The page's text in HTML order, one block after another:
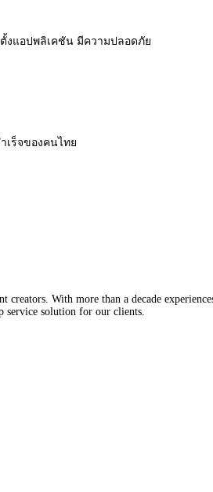
ตั้งแอปพลิเคชัน มีความปลอดภัย
เร็จของคนไทย
With more than a decade
service solution for our clients.